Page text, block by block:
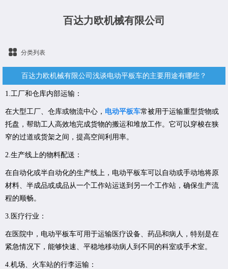
百达力欧机械有限公司
分类列表
百达力欧机械有限公司浅谈电动平板车的主要用途有哪些？
1.工厂和仓库内部运输：
在大型工厂、仓库或物流中心， 电动平板车常被用于运输重型货物或
托盘，帮助工人高效地完成货物的搬运和堆放工作。它可以穿梭在狭
窄的过道或货架之间，提高空间利用率。
2.生产线上的物料配送：
在自动化或半自动化的生产线上，电动平板车可以自动或手动地将原
材料、半成品或成品从一个工作站运送到另一个工作站，确保生产流
程的顺畅。
3.医疗行业：
在医院中，电动平板车可用于运输医疗设备、药品和病人，特别是在
紧急情况下，能够快速、平稳地移动病人到不同的科室或手术室。
4.机场、火车站的行李运输：